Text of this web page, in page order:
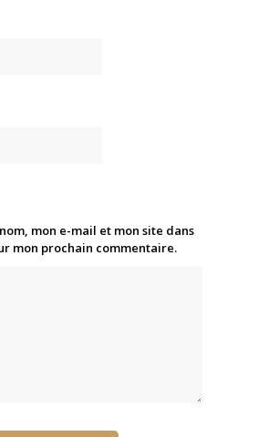
mon e-mail et mon site dans
mon prochain commentaire.